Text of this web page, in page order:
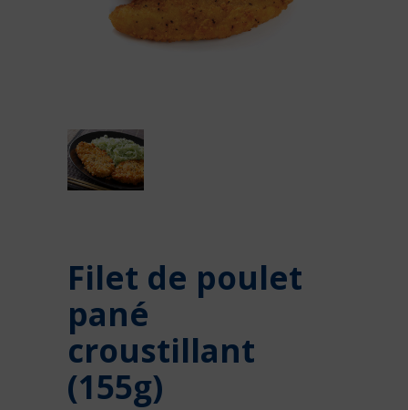
Filet de poulet
pané
croustillant
(155g)